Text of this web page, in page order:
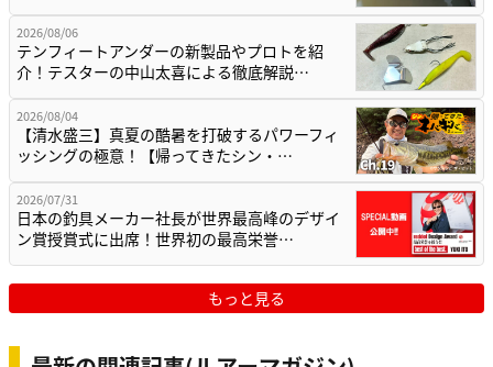
2026/08/06
テンフィートアンダーの新製品やプロトを紹
介！テスターの中山太喜による徹底解説…
2026/08/04
【清水盛三】真夏の酷暑を打破するパワーフィ
ッシングの極意！【帰ってきたシン・…
2026/07/31
日本の釣具メーカー社長が世界最高峰のデザイ
ン賞授賞式に出席！世界初の最高栄誉…
もっと見る